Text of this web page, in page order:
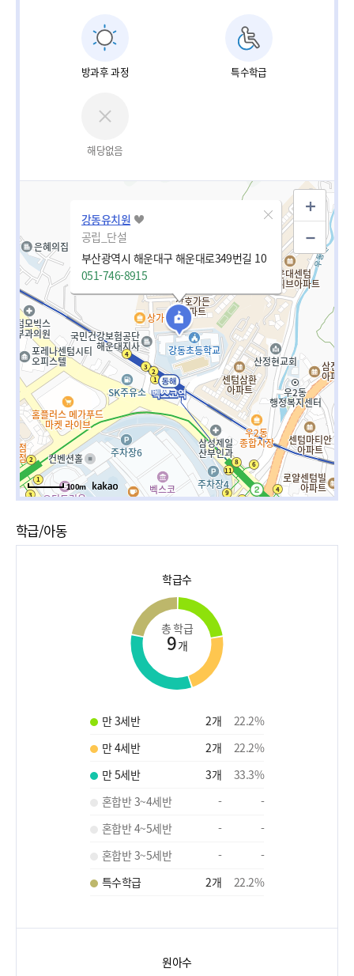
방과후 과정 특수학급
해당없음
강동유치원
공립_단설
부산광역시 해운대구 해운대로349번길 10
051-746-8915
100m
학급/아동
학급수
총 학급
9개
만 3세반 2개 22.2%
만 4세반
2개 22.2%
만 5세반
3개 33.3%
혼합반 3~4세반
-
-
혼합반 4~5세반
-
-
혼합반 3~5세반
-
-
특수학급
2개 22.2%
원아수